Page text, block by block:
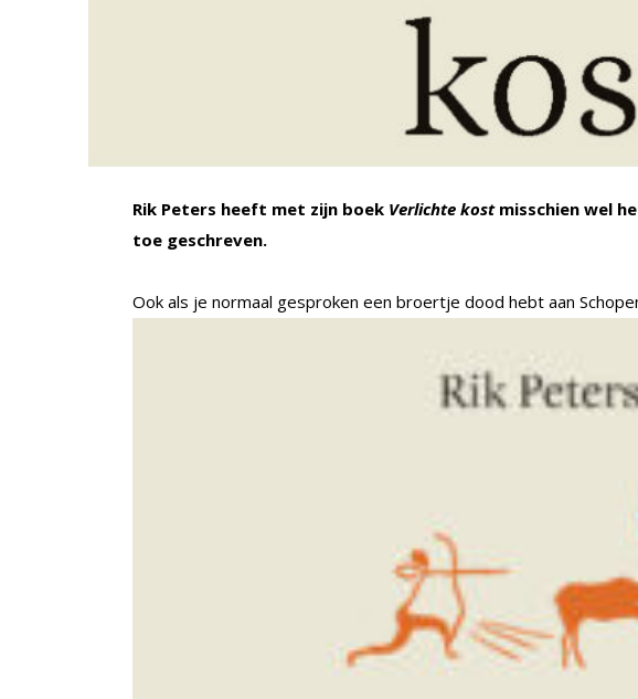
Rik Peters heeft met zijn boek Verlichte kostmisschien wel
toe geschreven.
Ook als je normaal gesproken een broertje dood hebt aan